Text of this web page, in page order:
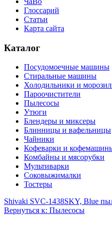
Глоссарий
Статьи
Карта сайта
Каталог
Посудомоечные машины
Стиральные машины
Холодильники и
Пароочистители
Пылесосы
Утюги
Блендеры и миксеры
Блинницы и вафельницы
Чайники
Кофеварки и
Комбайны и мясорубки
Мультиварки
Соковыжималки
Тостеры
Shivaki SVC-1438SKY, Blue
Вернуться к: Пылесосы